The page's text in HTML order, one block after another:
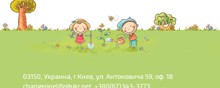
03150, Украина, г.Киев, ул. Антоновича 59, оф. 18